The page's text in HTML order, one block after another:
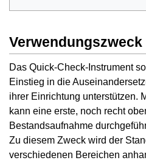
Verwendungszweck
Das Quick-Check-Instrument
Einstieg in die
ihrer Einrichtung unterstützen.
kann eine erste, noch recht
Bestandsaufnahme
Zu diesem Zweck wird der
verschiedenen Bereichen